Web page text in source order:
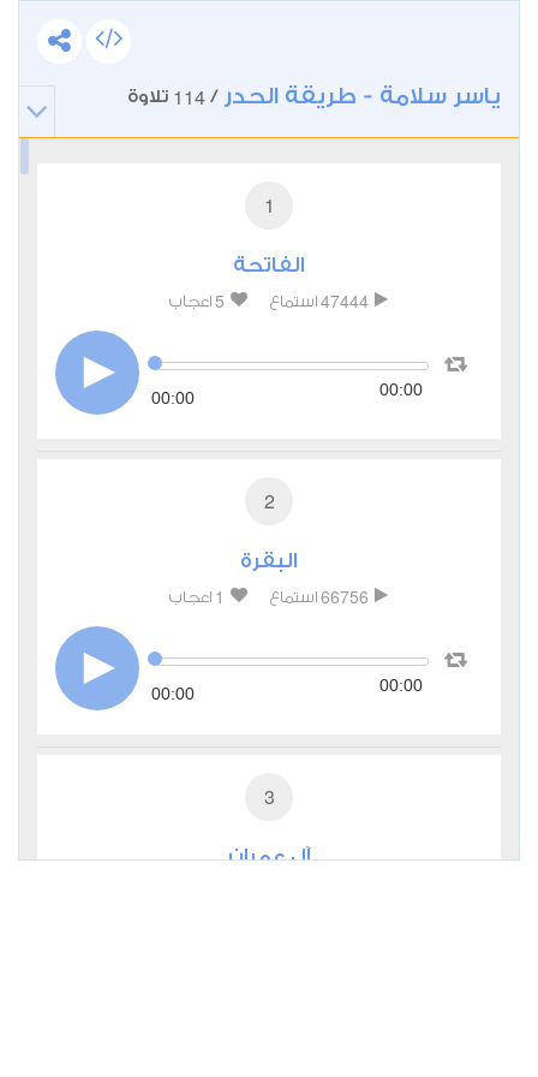
ياسر سلامة - طريقة الحدر /
114 تلاوة
1
الفاتحة
47444 استماع 5 اعجاب
00:00 00:00
2
البقرة
66756 استماع 1 اعجاب
00:00 00:00
3
آل عمران